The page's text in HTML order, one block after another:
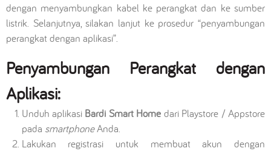
dengan menyambungkan kabel ke perangkat dan ke sumber
listrik. Selanjutnya, silakan lanjut ke prosedur “penyambungan
perangkat dengan aplikasi”.
Penyambungan Perangkat dengan
Aplikasi:
Unduh aplikasi Bardi Smart Home dari Playstore / Appstore
pada smartphoneAnda.
Lakukan registrasi untuk membuat akun dengan